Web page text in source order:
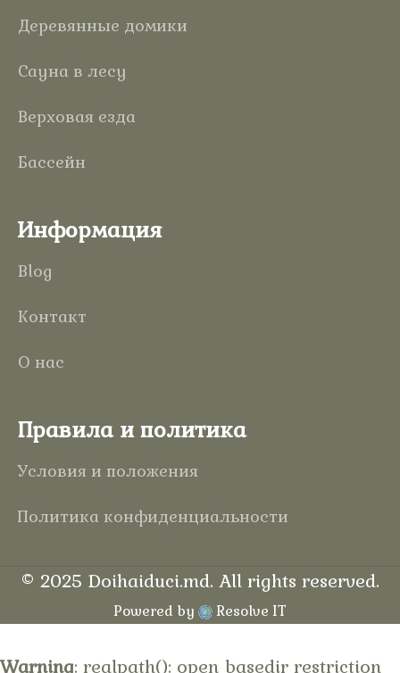
Деревянные домики
Сауна в лесу
Верховая езда
Бассейн
Информация
Blog
Контакт
О нас
Правила и политика
Условия и положения
Политика конфиденциальности
© 2025 Doihaiduci.md. All rights reserved.
Powered by Resolve IT
Warning: realpath(): open_basedir restriction